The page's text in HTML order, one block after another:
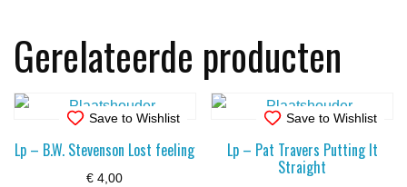
Gerelateerde producten
Save to Wishlist
Lp – B.W. Stevenson Lost feeling
€ 4,00
Save to Wishlist
Lp – Pat Travers Putting It
Straight